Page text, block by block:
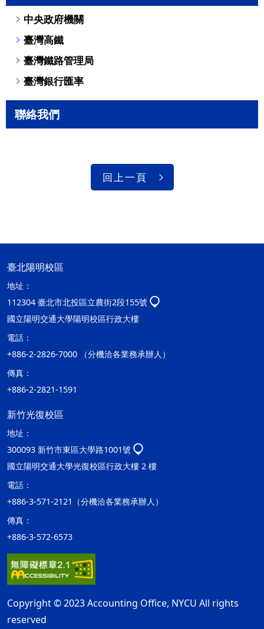
中央政府機關
臺灣高鐵
臺灣鐵路管理局
臺灣銀行匯率
聯絡我們
回上一頁
臺北陽明校區
地址：
112304 臺北市北投區立農街2段155號
國立陽明交通大學陽明校區行政大樓
電話：
+886-2-2826-7000 （分機洽各業務承辦人）
傳真：
+886-2-2821-1591
新竹光復校區
地址：
300093 新竹市東區大學路1001號
國立陽明交通大學光復校區行政大樓 2 樓
電話：
+886-3-571-2121（分機洽各業務承辦人）
傳真：
+886-3-572-6573
Copyright © 2023 Accounting Office, NYCU All rights
reserved